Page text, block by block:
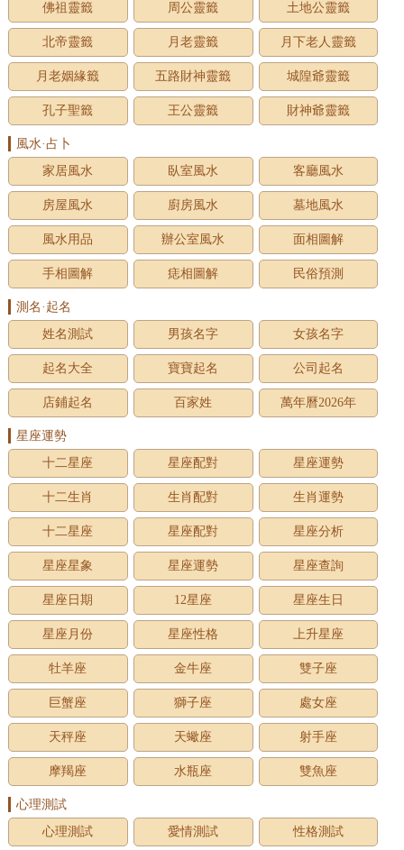
佛祖靈籤 周公靈籤 土地公靈籤
北帝靈籤 月老靈籤 月下老人靈籤
月老姻緣籤 五路財神靈籤 城隍爺靈籤
孔子聖籤 王公靈籤 財神爺靈籤
風水·占卜
家居風水
臥室風水 客廳風水
房屋風水 廚房風水 墓地風水
風水用品 辦公室風水 面相圖解
手相圖解 痣相圖解 民俗預測
測名·起名
姓名測試
男孩名字 女孩名字
起名大全 寶寶起名 公司起名
店鋪起名 百家姓 萬年曆2026年
星座運勢
十二星座
星座配對 星座運勢
十二生肖 生肖配對 生肖運勢
十二星座 星座配對 星座分析
星座星象 星座運勢 星座查詢
星座日期 12星座 星座生日
星座月份 星座性格 上升星座
牡羊座 金牛座 雙子座
巨蟹座 獅子座 處女座
天秤座 天蠍座 射手座
摩羯座 水瓶座 雙魚座
心理測試
心理測試
愛情測試 性格測試